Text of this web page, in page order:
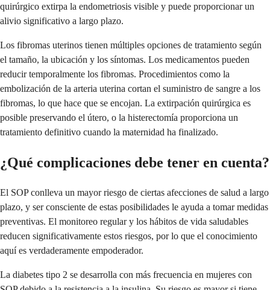
quirúrgico extirpa la endometriosis visible y puede proporcionar un
alivio significativo a largo plazo.
Los fibromas uterinos tienen múltiples opciones de tratamiento según
el tamaño, la ubicación y los síntomas. Los medicamentos pueden
reducir temporalmente los fibromas. Procedimientos como la
embolización de la arteria uterina cortan el suministro de sangre a los
fibromas, lo que hace que se encojan. La extirpación quirúrgica es
posible preservando el útero, o la histerectomía proporciona un
tratamiento definitivo cuando la maternidad ha finalizado.
¿Qué complicaciones debe tener en cuenta?
El SOP conlleva un mayor riesgo de ciertas afecciones de salud a largo
plazo, y ser consciente de estas posibilidades le ayuda a tomar medidas
preventivas. El monitoreo regular y los hábitos de vida saludables
reducen significativamente estos riesgos, por lo que el conocimiento
aquí es verdaderamente empoderador.
La diabetes tipo 2 se desarrolla con más frecuencia en mujeres con